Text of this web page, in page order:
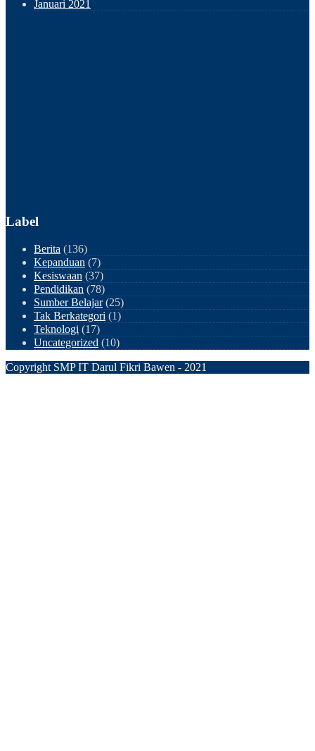
Januari 2021
Label
Berita (136)
Kepanduan (7)
Kesiswaan (37)
Pendidikan (78)
Sumber Belajar(25)
Tak Berkategori (1)
Teknologi (17)
Uncategorized (10)
Copyright SMP IT Darul Fikri Bawen - 2021